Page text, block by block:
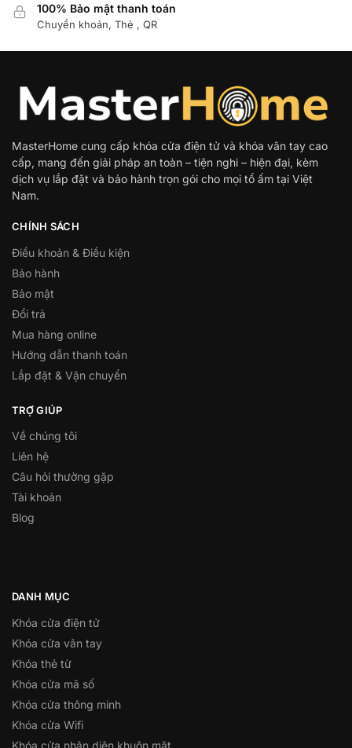
100% Bảo mật thanh toán
Chuyển khoản, Thẻ , QR
MasterHome cung cấp khóa cửa điện tử và khóa vân tay cao
cấp, mang đến giải pháp an toàn – tiện nghi – hiện đại, kèm
dịch vụ lắp đặt và bảo hành trọn gói cho mọi tổ ấm tại Việt
Nam.
CHÍNH SÁCH
Điều khoản & Điều kiện
Bảo hành
Bảo mật
Đổi trả
Mua hàng online
Hướng dẫn thanh toán
Lắp đặt & Vận chuyển
TRỢ GIÚP
Về chúng tôi
Liên hệ
Câu hỏi thường gặp
Tài khoản
Blog
DANH MỤC
Khóa cửa điện tử
Khóa cửa vân tay
Khóa thẻ từ
Khóa cửa mã số
Khóa cửa thông minh
Khóa cửa Wifi
Khóa cửa nhận diện khuôn mặt